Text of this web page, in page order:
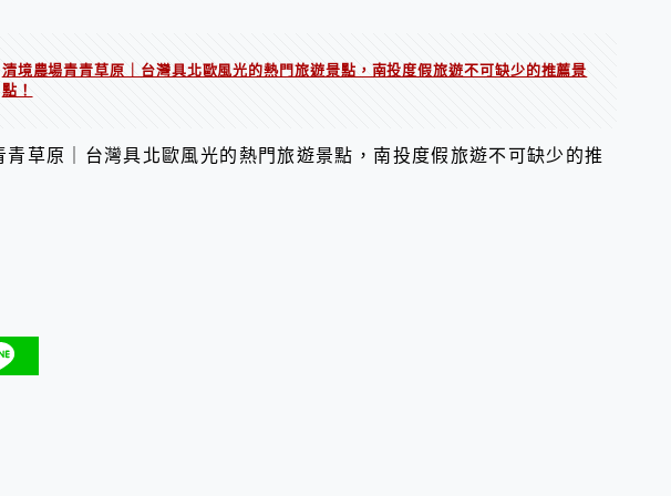
清境農場青青草原｜台灣具北歐風光的熱門旅遊景點，南投度假旅遊不可缺少的推薦景
點！
青草原｜台灣具北歐風光的熱門旅遊景點，南投度假旅遊不可缺少的推